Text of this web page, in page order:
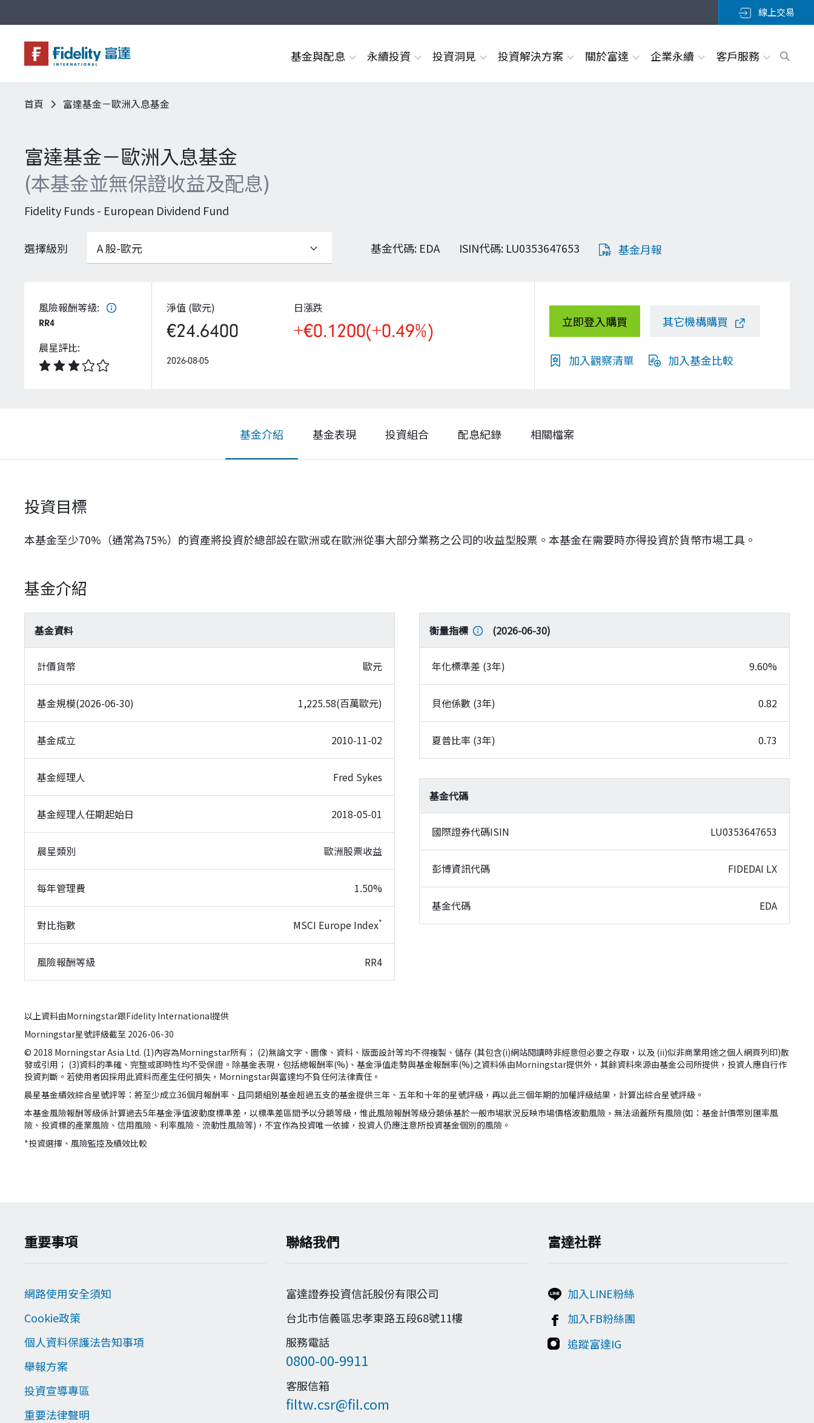
線上交易
基金與配息
基金與配息
永續投資
永續投資
投資洞見
投資洞見
投資解決方案
投資解決方案
關於富達
關於富達
企業永續
企業永續
客戶服務
客戶服務
首頁 富達基金－歐洲入息基金
富達基金－歐洲入息基金
(本基金並無保證收益及配息)
Fidelity Funds - European Dividend Fund
選擇級別 基金代碼: EDA ISIN代碼: LU0353647653 基金月報
風險報酬等級:
RR4
晨星評比:
淨值 (歐元)
€24.6400
日漲跌
+€0.1200(+0.49%)
2026-08-05
立即登入購買 其它機構購買
加入觀察清單 加入基金比較
基金介紹 基金表現 投資組合 配息紀錄 相關檔案
投資目標
本基金至少70%（通常為75%）的資產將投資於總部設在歐洲或在歐洲從事大部分業務之公司的收益型股票。本基金在需要時亦得投資於貨幣市場工具。
基金介紹
基金資料
計價貨幣 歐元
基金規模(2026-06-30) 1,225.58(百萬歐元)
基金成立 2010-11-02
基金經理人 Fred Sykes
基金經理人任期起始日 2018-05-01
晨星類別 歐洲股票收益
每年管理費 1.50%
對比指數 MSCI Europe Index*
風險報酬等級 RR4
衡量指標 (2026-06-30)
年化標準差 (3年) 9.60%
貝他係數 (3年) 0.82
夏普比率 (3年) 0.73
基金代碼
國際證券代碼ISIN LU0353647653
彭博資訊代碼 FIDEDAI LX
基金代碼 EDA
以上資料由Morningstar跟Fidelity International提供
Morningstar星號評級截至 2026-06-30
© 2018 Morningstar Asia Ltd. (1)內容為Morningstar所有； (2)無論文字、圖像、資料、版面設計等均不得複製、儲存 (其包含(i)網站閱讀時非經意但必要之存取，以及 (ii)似非商業用途之個人網頁列印)散
發或引用； (3)資料的準確、完整或即時性均不受保證。除基金表現，包括總報酬率(%)、基金淨值走勢與基金報酬率(%)之資料係由Morningstar提供外，其餘資料來源由基金公司所提供，投資人應自行作
投資判斷。若使用者因採用此資料而產生任何損失，Morningstar與富達均不負任何法律責任。
晨星基金績效綜合星號評等：將至少成立36個月報酬率、且同類組別基金超過五支的基金提供三年、五年和十年的星號評級，再以此三個年期的加權評級結果，計算出綜合星號評級。
本基金風險報酬等級係計算過去5年基金淨值波動度標準差，以標準差區間予以分類等級，惟此風險報酬等級分類係基於一般市場狀況反映市場價格波動風險，無法涵蓋所有風險(如：基金計價幣別匯率風
險、投資標的產業風險、信用風險、利率風險、流動性風險等)，不宜作為投資唯一依據，投資人仍應注意所投資基金個別的風險。
*投資選擇、風險監控及績效比較
重要事項
網路使用安全須知
Cookie政策
個人資料保護法告知事項
舉報方案
投資宣導專區
重要法律聲明
聯絡我們
富達證券投資信託股份有限公司
台北市信義區忠孝東路五段68號11樓
服務電話
0800-00-9911
客服信箱
filtw.csr@fil.com
富達社群
加入LINE粉絲
加入FB粉絲團
追蹤富達IG